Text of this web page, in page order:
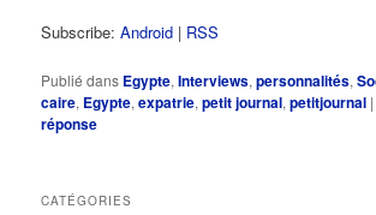
Subscribe:Android | RSS
Publié dans Egypte,Interviews,personnalités,
caire, Egypte,expatrie,petit journal,petitjournal |
réponse
CATÉGORIES